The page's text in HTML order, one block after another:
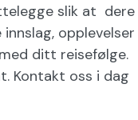
slik at dere
opplevelser
ditt reisefølge.
Kontakt oss i dag